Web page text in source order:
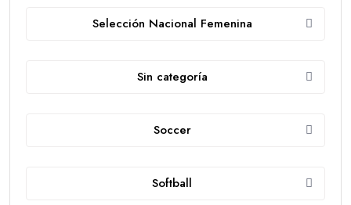
Selección Nacional Femenina
Sin categoría
Soccer
Softball